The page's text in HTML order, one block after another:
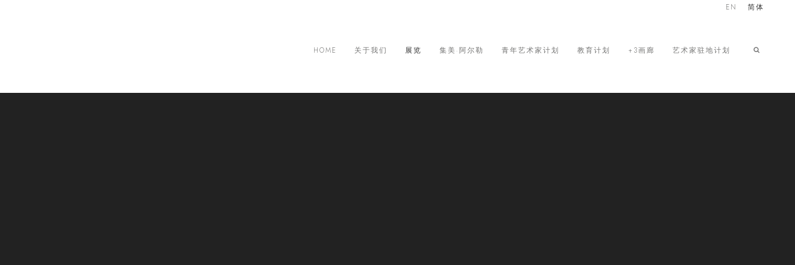
HOME 关于我们 展览 集美·阿尔勒 青年艺术家计划 教育计划 +3画廊 艺术家驻地计划
EN 简体